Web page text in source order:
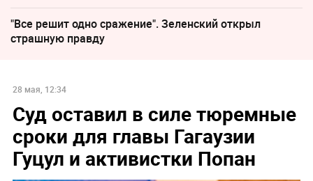
"Все решит одно сражение". Зеленский открыл
страшную правду
28 мая, 12:34
Суд оставил в силе тюремные
сроки для главы Гагаузии
Гуцул и активистки Попан